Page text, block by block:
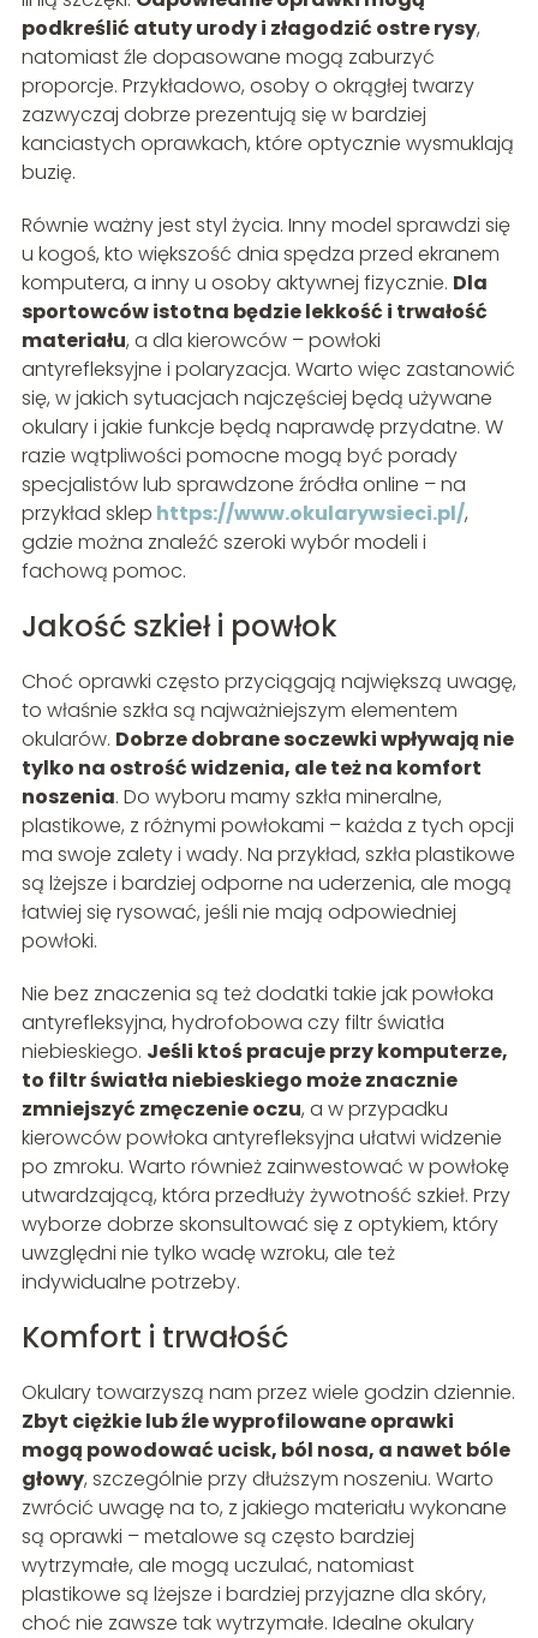
podkreślić atuty urody i złagodzić ostre rysy,
natomiast źle dopasowane mogą zaburzyć
proporcje. Przykładowo, osoby o okrągłej twarzy
zazwyczaj dobrze prezentują się w bardziej
kanciastych oprawkach, które optycznie wysmuklają
buzię.
Równie ważny jest styl życia. Inny model sprawdzi się
u kogoś, kto większość dnia spędza przed ekranem
komputera, a inny u osoby aktywnej fizycznie. Dla
sportowców istotna będzie lekkość i trwałość
materiału, a dla kierowców – powłoki
antyrefleksyjne i polaryzacja. Warto więc zastanowić
się, w jakich sytuacjach najczęściej będą używane
okulary i jakie funkcje będą naprawdę przydatne. W
razie wątpliwości pomocne mogą być porady
specjalistów lub sprawdzone źródła online – na
przykład sklep https://www.okularywsieci.pl/,
gdzie można znaleźć szeroki wybór modeli i
fachową pomoc.
Jakość szkieł i powłok
Choć oprawki często przyciągają największą uwagę,
to właśnie szkła są najważniejszym elementem
okularów. Dobrze dobrane soczewki wpływają nie
tylko na ostrość widzenia, ale też na komfort
noszenia. Do wyboru mamy szkła mineralne,
plastikowe, z różnymi powłokami – każda z tych opcji
ma swoje zalety i wady. Na przykład, szkła plastikowe
są lżejsze i bardziej odporne na uderzenia, ale mogą
łatwiej się rysować, jeśli nie mają odpowiedniej
powłoki.
Nie bez znaczenia są też dodatki takie jak powłoka
antyrefleksyjna, hydrofobowa czy filtr światła
niebieskiego. Jeśli ktoś pracuje przy komputerze,
to filtr światła niebieskiego może znacznie
zmniejszyć zmęczenie oczu, a w przypadku
kierowców powłoka antyrefleksyjna ułatwi widzenie
po zmroku. Warto również zainwestować w powłokę
utwardzającą, która przedłuży żywotność szkieł. Przy
wyborze dobrze skonsultować się z optykiem, który
uwzględni nie tylko wadę wzroku, ale też
indywidualne potrzeby.
Komfort i trwałość
Okulary towarzyszą nam przez wiele godzin dziennie.
Zbyt ciężkie lub źle wyprofilowane oprawki
mogą powodować ucisk, ból nosa, a nawet bóle
głowy, szczególnie przy dłuższym noszeniu. Warto
zwrócić uwagę na to, z jakiego materiału wykonane
są oprawki – metalowe są często bardziej
wytrzymałe, ale mogą uczulać, natomiast
plastikowe są lżejsze i bardziej przyjazne dla skóry,
choć nie zawsze tak wytrzymałe. Idealne okulary